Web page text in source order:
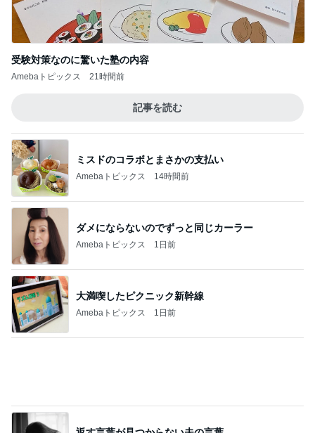
受験対策なのに驚いた塾の内容
Amebaトピックス 21時間前
記事を読む
ミスドのコラボとまさかの支払い
Amebaトピックス 14時間前
ダメにならないのでずっと同じカーラー
Amebaトピックス 1日前
大満喫したピクニック新幹線
Amebaトピックス 1日前